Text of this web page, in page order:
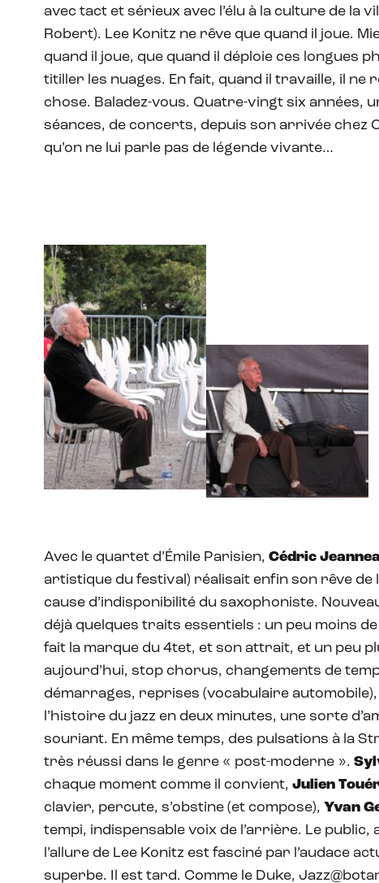
avec tact et sérieux avec l’élu à la culture de la
Robert). Lee Konitz ne rêve que quand il joue.
quand il joue, que quand il déploie ces longues
titiller les nuages. En fait, quand il travaille, il ne
chose. Baladez-vous. Quatre-vingt six années,
séances, de concerts, depuis son arrivée chez
qu’on ne lui parle pas de légende vivante…
Avec le quartet d’Émile Parisien, Cédric
artistique du festival) réalisait enfin son rêve
cause d’indisponibilité du saxophoniste.
déjà quelques traits essentiels : un peu moins
fait la marque du 4tet, et son attrait, et un peu
aujourd’hui, stop chorus, changements de
démarrages, reprises (vocabulaire
l’histoire du jazz en deux minutes, une sorte
souriant. En même temps, des pulsations à la
très réussi dans le genre « post-moderne ».
chaque moment comme il convient, Julien
clavier, percute, s’obstine (et compose), Yvan
tempi, indispensable voix de l’arrière. Le
l’allure de Lee Konitz est fasciné par l’audace
superbe. Il est tard. Comme le Duke,